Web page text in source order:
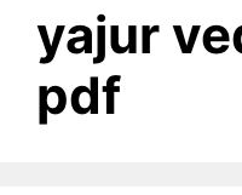
yajur
pdf